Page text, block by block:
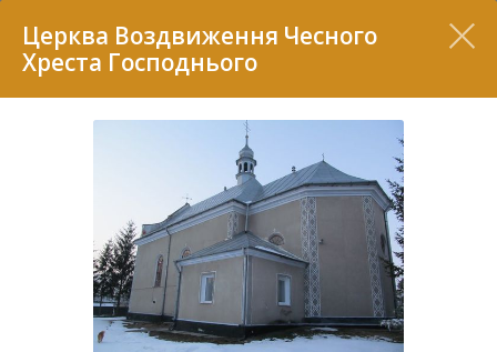
Церква Воздвиження Чесного
Хреста Господнього
7
Перелік